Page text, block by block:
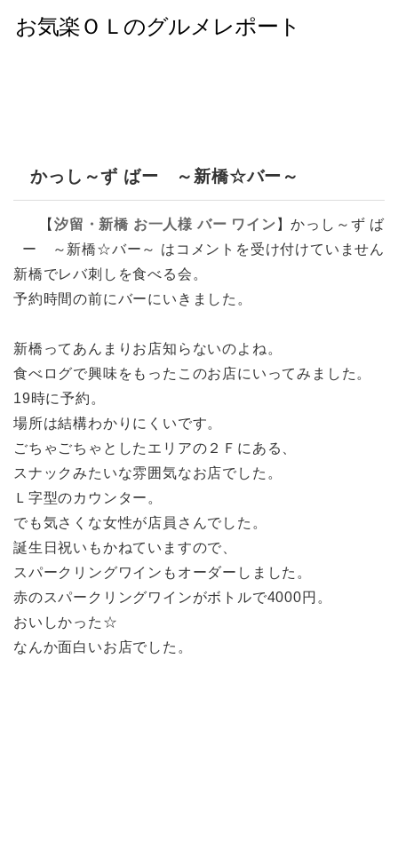
かっし～ず ばー ～新橋☆バー～
【 汐留・新橋 お一人様 バー ワイン 】かっし～ず ば
ー ～新橋☆バー～ は コメントを受け付けていません
新橋でレバ刺しを食べる会。
予約時間の前にバーにいきました。
新橋ってあんまりお店知らないのよね。
食べログで興味をもったこのお店にいってみました。
19時に予約。
場所は結構わかりにくいです。
ごちゃごちゃとしたエリアの２Ｆにある、
スナックみたいな雰囲気なお店でした。
Ｌ字型のカウンター。
でも気さくな女性が店員さんでした。
誕生日祝いもかねていますので、
スパークリングワインもオーダーしました。
赤のスパークリングワインがボトルで4000円。
おいしかった☆
なんか面白いお店でした。